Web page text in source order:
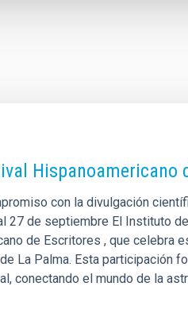
Hispanoamericano
con la divulgación
27 de septiembre El Instituto
de Escritores , que celebra
La Palma. Esta participación
conectando el mundo de la